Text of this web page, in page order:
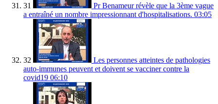
31
Pr Benameur révèle que la 3ème vague
a entraîné un nombre impressionnant d'hospitalisations. 03:05
32
Les personnes atteintes de pathologies
auto-immunes peuvent et doivent se vacciner contre la
covid19 06:10